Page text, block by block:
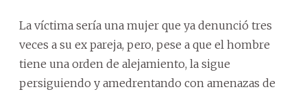
La víctima sería una mujer que ya denunció tres
veces a su ex pareja, pero, pese a que el hombre
tiene una orden de alejamiento, la sigue
persiguiendo y amedrentando con amenazas de